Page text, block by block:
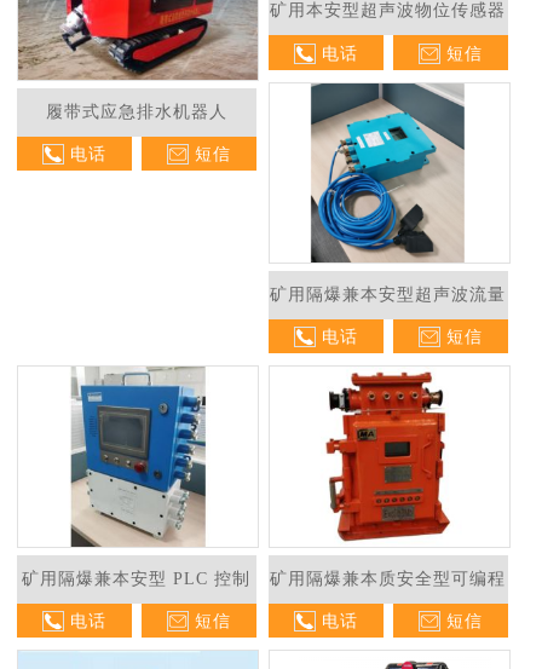
履带式应急排水机器人
电话 短信
矿用本安型超声波物位传感器
电话 短信
矿用隔爆兼本安型超声波流量
电话 短信
矿用隔爆兼本安型 PLC 控制
电话 短信
矿用隔爆兼本质安全型可编程
水位控制器
电话 短信